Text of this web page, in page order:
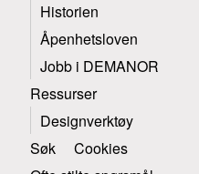
Historien
Åpenhetsloven
Jobb i DEMANOR
Ressurser
Designverktøy
Søk
Cookies